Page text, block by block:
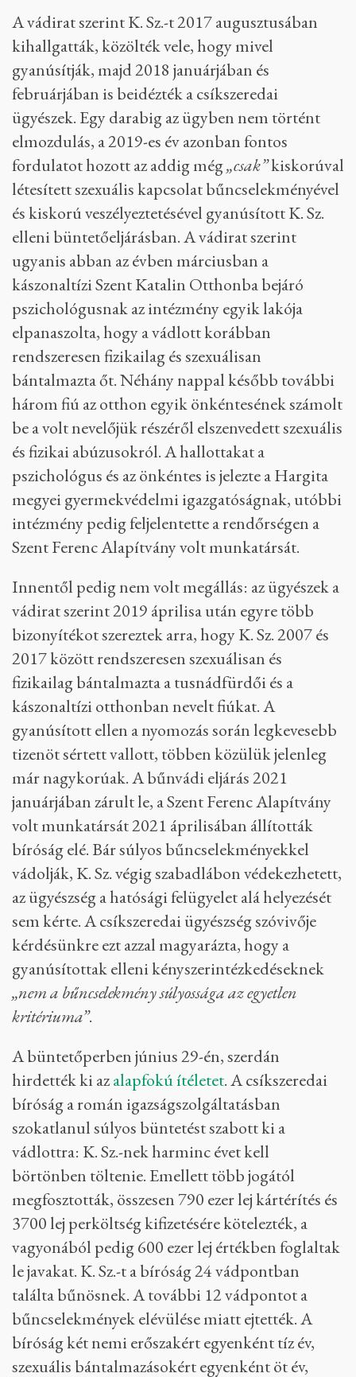
A vádirat szerint K. Sz.-t 2017 augusztusában
kihallgatták, közölték vele, hogy mivel
gyanúsítják, majd 2018 januárjában és
februárjában is beidézték a csíkszeredai
ügyészek. Egy darabig az ügyben nem történt
elmozdulás, a 2019-es év azonban fontos
fordulatot hozott az addig még„csak”kiskorúval
létesített szexuális kapcsolat bűncselekményével
és kiskorú veszélyeztetésével gyanúsított K. Sz.
elleni büntetőeljárásban. A vádirat szerint
ugyanis abban az évben márciusban a
kászonaltízi Szent Katalin Otthonba bejáró
pszichológusnak az intézmény egyik lakója
elpanaszolta, hogy a vádlott korábban
rendszeresen fizikailag és szexuálisan
bántalmazta őt. Néhány nappal később további
három fiú az otthon egyik önkéntesének számolt
be a volt nevelőjük részéről elszenvedett szexuális
és fizikai abúzusokról. A hallottakat a
pszichológus és az önkéntes is jelezte a Hargita
megyei gyermekvédelmi igazgatóságnak, utóbbi
intézmény pedig feljelentette a rendőrségen a
Szent Ferenc Alapítvány volt munkatársát.
Innentől pedig nem volt megállás: az ügyészek a
vádirat szerint 2019 áprilisa után egyre több
bizonyítékot szereztek arra, hogy K. Sz. 2007 és
2017 között rendszeresen szexuálisan és
fizikailag bántalmazta a tusnádfürdői és a
kászonaltízi otthonban nevelt fiúkat. A
gyanúsított ellen a nyomozás során legkevesebb
tizenöt sértett vallott, többen közülük jelenleg
már nagykorúak. A bűnvádi eljárás 2021
januárjában zárult le, a Szent Ferenc Alapítvány
volt munkatársát 2021 áprilisában állították
bíróság elé. Bár súlyos bűncselekményekkel
vádolják, K. Sz. végig szabadlábon védekezhetett,
az ügyészség a hatósági felügyelet alá helyezését
sem kérte. A csíkszeredai ügyészség szóvivője
kérdésünkre ezt azzal magyarázta, hogy a
gyanúsítottak elleni kényszerintézkedéseknek
„nem a bűncselekmény súlyossága az egyetlen
kritériuma”.
A büntetőperben június 29-én, szerdán
hirdették ki azalapfokú ítéletet. A csíkszeredai
bíróság a román igazságszolgáltatásban
szokatlanul súlyos büntetést szabott ki a
vádlottra: K. Sz.-nek harminc évet kell
börtönben töltenie. Emellett több jogától
megfosztották, összesen 790 ezer lej kártérítés és
3700 lej perköltség kifizetésére kötelezték, a
vagyonából pedig 600 ezer lej értékben foglaltak
le javakat. K. Sz.-t a bíróság 24 vádpontban
találta bűnösnek. A további 12 vádpontot a
bűncselekmények elévülése miatt ejtették. A
bíróság két nemi erőszakért egyenként tíz év,
szexuális bántalmazásokért egyenként öt év,